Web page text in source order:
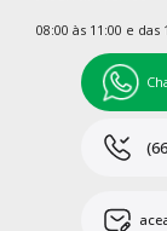
08:00 às 11:00 e das